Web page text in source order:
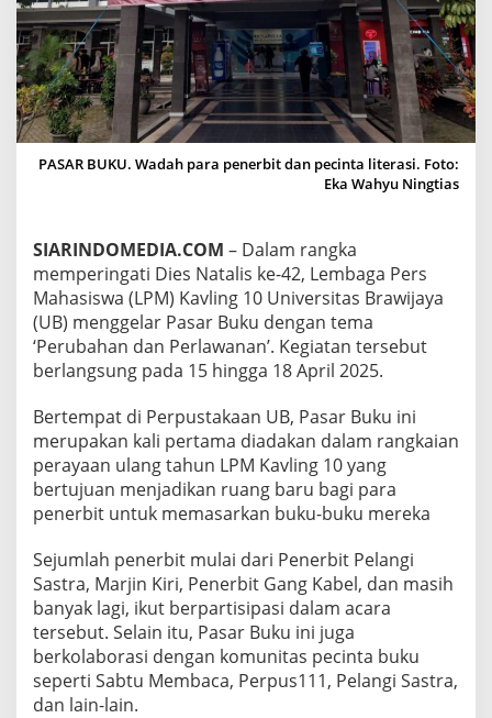
I
T
A
S
B
R
A
W
I
A
G
E
L
A
R
P
A
A
R
B
U
K
U
A
L
A
M
R
A
N
PASAR BUKU. Wadah para penerbit dan pecinta literasi. Foto:
Eka Wahyu Ningtias
SIARINDOMEDIA.COM – Dalam rangka
memperingati Dies Natalis ke-42, Lembaga Pers
Mahasiswa (LPM) Kavling 10 Universitas Brawijaya
(UB) menggelar Pasar Buku dengan tema
‘Perubahan dan Perlawanan’. Kegiatan tersebut
berlangsung pada 15 hingga 18 April 2025.
Bertempat di Perpustakaan UB, Pasar Buku ini
merupakan kali pertama diadakan dalam rangkaian
perayaan ulang tahun LPM Kavling 10 yang
bertujuan menjadikan ruang baru bagi para
penerbit untuk memasarkan buku-buku mereka
Sejumlah penerbit mulai dari Penerbit Pelangi
Sastra, Marjin Kiri, Penerbit Gang Kabel, dan masih
banyak lagi, ikut berpartisipasi dalam acara
tersebut. Selain itu, Pasar Buku ini juga
berkolaborasi dengan komunitas pecinta buku
seperti Sabtu Membaca, Perpus111, Pelangi Sastra,
dan lain-lain.